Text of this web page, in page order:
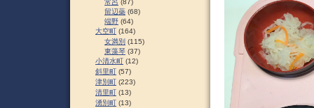
常呂 (87)
留辺蘂 (68)
端野 (64)
大空町 (164)
女満別 (115)
東藻琴 (37)
小清水町 (12)
斜里町 (57)
津別町 (223)
清里町 (13)
湧別町 (13)